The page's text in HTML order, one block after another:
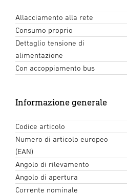
Allacciamento alla rete
Consumo proprio
Dettaglio tensione di
alimentazione
Con accoppiamento bus
Informazione generale
Codice articolo
Numero di articolo europeo
(EAN)
Angolo di rilevamento
Angolo di apertura
Corrente nominale